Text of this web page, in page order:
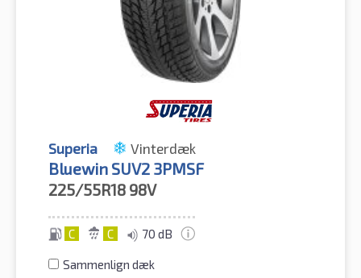
Superia Vinterdæk
Bluewin SUV2 3PMSF
225/55R18 98V
C C 70 dB
Sammenlign dæk